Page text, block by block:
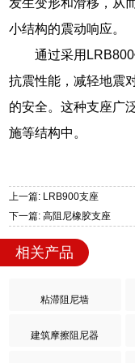
发生变形和滑移，从
小结构的震动响应。
通过采用
抗震性能，减轻地震
的安全。这种支座广
施等结构中。
上一篇: LRB900支座
下一篇: 高阻尼橡胶支座
相关产品
粘滞阻尼墙
建筑摩擦阻尼器